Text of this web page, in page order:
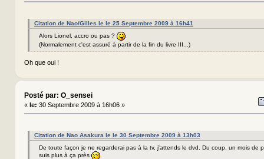
Citation de Nao/Gilles le le 25 Septembre 2009 à 16h41
Alors Lionel, accro ou pas ?
(Normalement c'est assuré à partir de la fin du livre III...)
Oh que oui !
Posté par: O_sensei
« le: 30 Septembre 2009 à 16h06 »
Citation de Nao Asakura le le 30 Septembre 2009 à 13h03
De toute façon je ne regarderai pas à la tv, j'attends le dvd. Du coup, un mois de
suis plus à ça près